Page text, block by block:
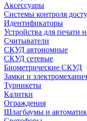
Аксессуары
Системы контроля
Идентификаторы
Устройства для печати
Считыватели
СКУД автономные
СКУД сетевые
Биометрические СКУД
Замки и
Турникеты
Калитки
Ограждения
Шлагбаумы и